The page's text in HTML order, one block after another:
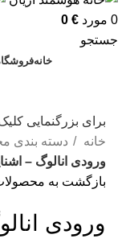
0 مورد 0 €
جستجو
خانه
برای بزرگنمایی
خانه
دسته بندی
ورودی انالوگ –
بازگشت به
ورودی